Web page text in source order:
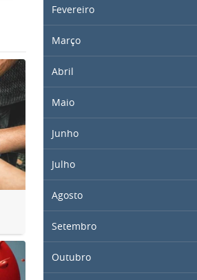
Fevereiro
Março
Abril
Maio
Junho
Julho
Agosto
Setembro
Outubro